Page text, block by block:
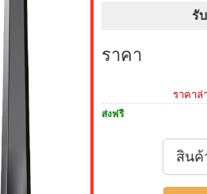
รั
ราคา
ราคาล่
ส่งฟรี
สินค้